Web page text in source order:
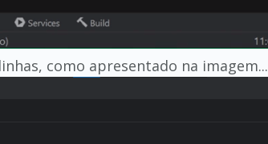
como apresentado na imagem...